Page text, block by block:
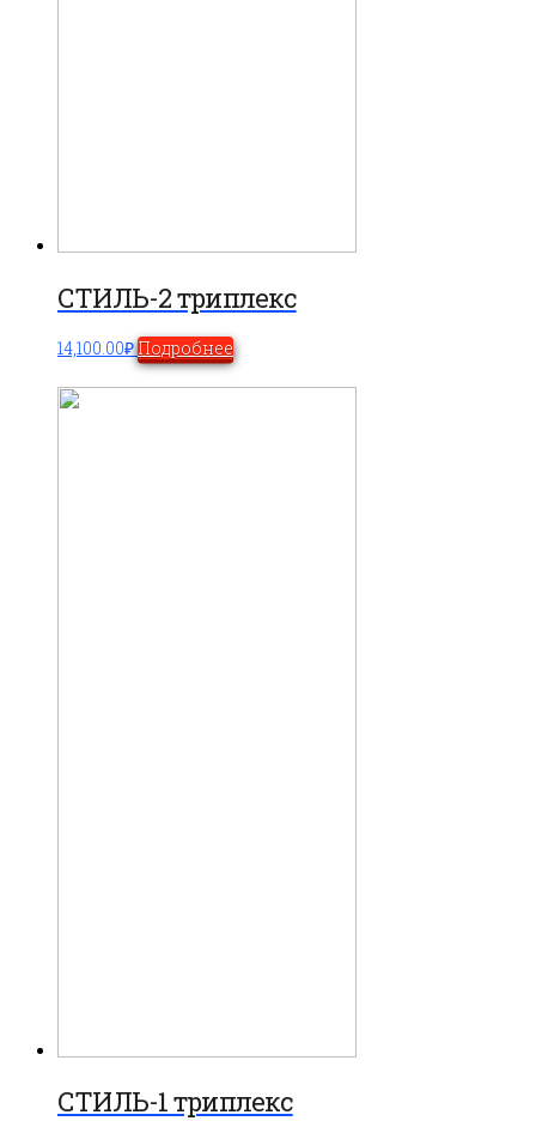
СТИЛЬ-2 триплекс
14,100.00₽Подробнее
СТИЛЬ-1 триплекс